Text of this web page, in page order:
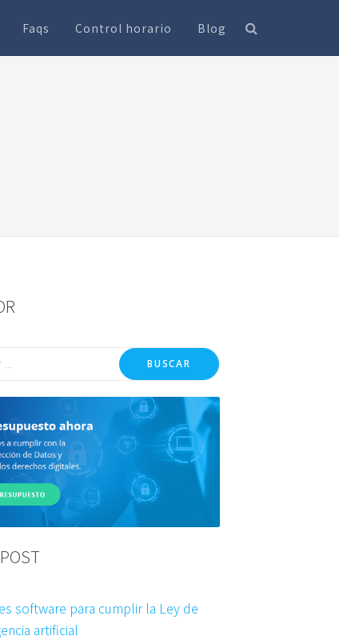
Faqs Control horario Blog
BUSCAR
software para cumplir la Ley de
artificial